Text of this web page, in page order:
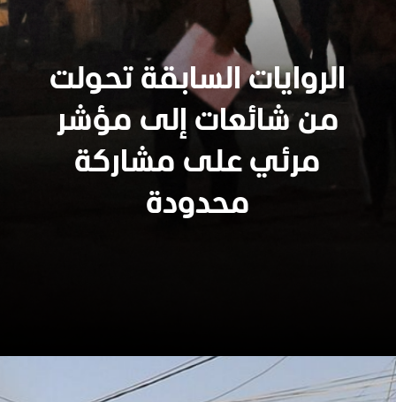
الروايات السابقة تحولت
من شائعات إلى مؤشر
مرئي على مشاركة
محدودة